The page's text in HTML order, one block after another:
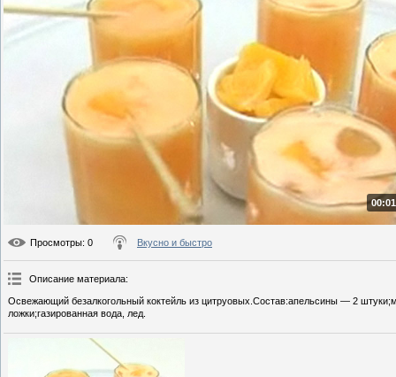
Просмотры: 0 Вкусно и быстро
Описание материала:
Освежающий безалкогольный коктейль из цитруовых.Состав:апельсины — 2
ложки;газированная вода, лед.